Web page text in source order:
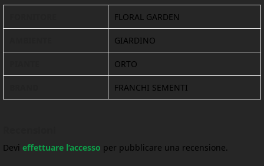
FLORAL GARDEN
GIARDINO
ORTO
FRANCHI SEMENTI
Devi effettuare l’accesso per pubblicare una recensione.